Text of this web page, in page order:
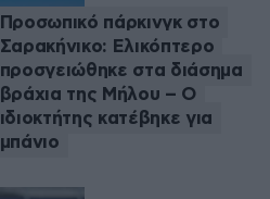
Προσωπικό πάρκινγκ στο
Σαρακήνικο: Ελικόπτερο
προσγειώθηκε στα διάσημα
βράχια της Μήλου – Ο
ιδιοκτήτης κατέβηκε για
μπάνιο